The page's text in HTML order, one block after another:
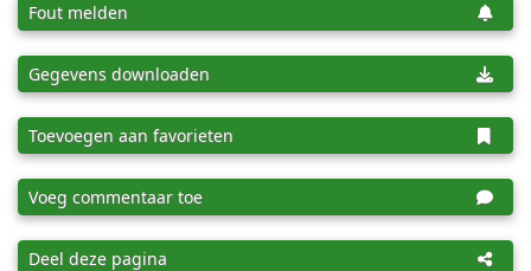
Fout melden
Gegevens downloaden
Toevoegen aan favorieten
Voeg commentaar toe
Deel deze pagina